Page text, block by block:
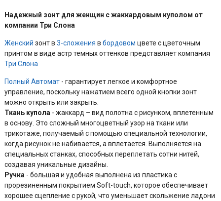
Надежный зонт для женщин с жаккардовым куполом от
компании Три Слона
Женский зонт в3-сложения вбордовом цвете с цветочным
принтом в виде астр темных оттенков представляет компания
Три Слона
Полный Автомат - гарантирует легкое и комфортное
управление, поскольку нажатием всего одной кнопки зонт
можно открыть или закрыть.
Ткань купола - жаккард – вид полотна с рисунком, вплетенным
в основу. Это сложный многоцветный узор на ткани или
трикотаже, получаемый с помощью специальной технологии,
когда рисунок не набивается, а вплетается. Выполняется на
специальных станках, способных переплетать сотни нитей,
создавая уникальные дизайны.
Ручка - большая и удобная выполнена из пластика с
прорезиненным покрытием Soft-touch, которое обеспечивает
хорошее сцепление с рукой, что уменьшает скольжение ладони